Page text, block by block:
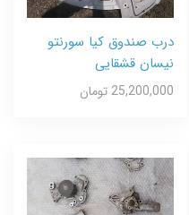
درب صندوق کیا سورنتو
نیسان قشقایی
25,200,000 تومان